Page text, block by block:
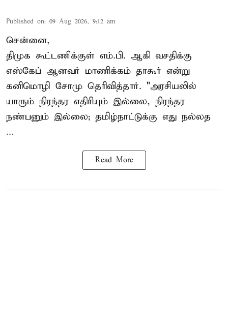
Published on: 09 Aug 2026, 9:12 am
சென்னை,
திமுக கூட்டணிக்குள் எம்.பி. ஆகி வசதிக்கு
எஸ்கேப் ஆனவர் மாணிக்கம் தாகூர் என்று
கனிமொழி சோமு தெரிவித்தார். "அரசியலில்
யாரும் நிரந்தர எதிரியும் இல்லை, நிரந்தர
நண்பனும் இல்லை; தமிழ்நாட்டுக்கு எது நல்லத
...
Read More